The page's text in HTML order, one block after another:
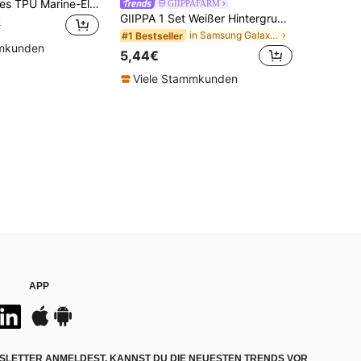
Minimalistisches TPU Marine-Elemente stoßfeste 1 Stück Feder & Perle bestickte Palme & Handyhülle, kompatibel mit 17, 16, 15, 14, 13, 12, 11 Pro Max, Air und Serie, internationale Version, nicht die inländische Version Frühling, Strand GIIPPAFARM
GIIPPA 1 Set Weißer Hintergrund mit schwarzem Punktmuster Handyhülle + rosa Saugnapf, geeignet für iPhone 17 Pro Max, 16 Pro Max, 15 Pro Max, 14 Pro Max, koreanisch stylisch und interessantes Handyhülle, kompatibel mit iPhone 11/12/13/14/15/16 Pro Max Plus, elegantes Design geeignet für Männer und Frauen, ideales Geschenk zu Weihnachten, Valentinstag, Ostern, Hochzeitssaison und Geburtstag für Freundin
#1 Bestseller in Samsung Galaxy S25 FE Handyhüllen
5,44€
Viele Stammkunden
APP
ANMELDEST, KANNST DU DIE NEUESTEN TRENDS VOR